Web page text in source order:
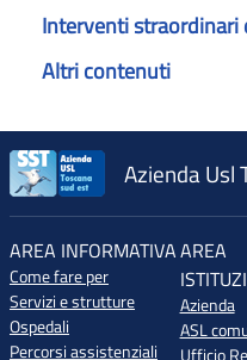
Interventi straordinari
Altri contenuti
Azienda Usl
AREA INFORMATIVA
Come fare per
Servizi e strutture
Ospedali
Percorsi assistenziali
AREA
Azienda
ASL